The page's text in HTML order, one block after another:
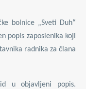
bolnice „Sveti Duh“
popis zaposlenika koji
radnika za člana
u objavljeni popis.